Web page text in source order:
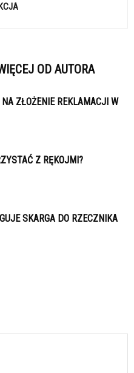
OD AUTORA
ZŁOŻENIE REKLAMACJI W
Z RĘKOJMI?
SKARGA DO RZECZNIKA